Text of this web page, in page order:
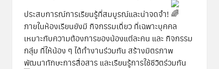
ประสบการณ์การเรียนรู้ที่สมบูรณ์และน่าจดจำ!
ภายในห้องเรียนยังมี กิจกรรมเดี่ยว ที่เฉพาะบุคคล
เหมาะกับความต้องการของน้องแต่ละคน และ กิจกรรม
กลุ่ม ที่ให้น้อง ๆ ได้ทำงานร่วมกัน สร้างมิตรภาพ
พัฒนาทักษะการสื่อสาร และเรียนรู้การใช้ชีวิตร่วมกัน